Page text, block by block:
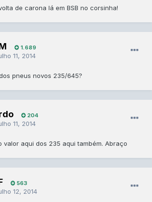
de carona lá em BSB no corsinha!
1.689
11, 2014
pneus novos 235/645?
204
11, 2014
valor aqui dos 235 aqui também. Abraço
563
12, 2014